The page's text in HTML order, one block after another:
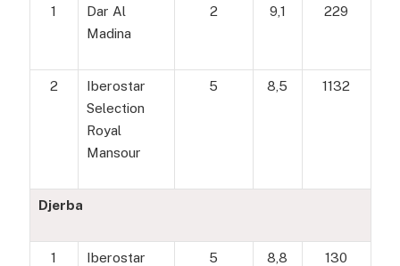
1
Dar Al
Madina
2 9,1 229
2
Iberostar
Selection
Royal
Mansour
5 8,5 1132
Djerba
1
Iberostar
5 8,8 130